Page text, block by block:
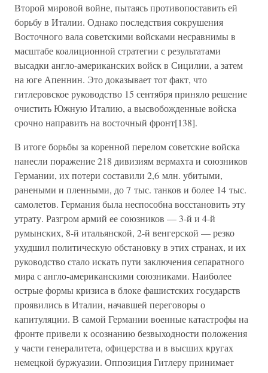
Второй мировой войне, пытаясь противопоставить ей
борьбу в Италии. Однако последствия сокрушения
Восточного вала советскими войсками несравнимы в
масштабе коалиционной стратегии с результатами
высадки англо-американских войск в Сицилии, а затем
на юге Апеннин. Это доказывает тот факт, что
гитлеровское руководство 15 сентября приняло решение
очистить Южную Италию, а высвобожденные войска
срочно направить на восточный фронт[138].
В итоге борьбы за коренной перелом советские войска
нанесли поражение 218 дивизиям вермахта и союзников
Германии, их потери составили 2,6 млн. убитыми,
ранеными и пленными, до 7 тыс. танков и более 14 тыс.
самолетов. Германия была неспособна восстановить эту
утрату. Разгром армий ее союзников — 3-й и 4-й
румынских, 8-й итальянской, 2-й венгерской — резко
ухудшил политическую обстановку в этих странах, и их
руководство стало искать пути заключения сепаратного
мира с англо-американскими союзниками. Наиболее
острые формы кризиса в блоке фашистских государств
проявились в Италии, начавшей переговоры о
капитуляции. В самой Германии военные катастрофы на
фронте привели к осознанию безвыходности положения
у части генералитета, офицерства и в высших кругах
немецкой буржуазии. Оппозиция Гитлеру принимает